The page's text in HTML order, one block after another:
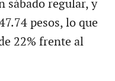
sábado regular, y
pesos, lo que
22% frente al